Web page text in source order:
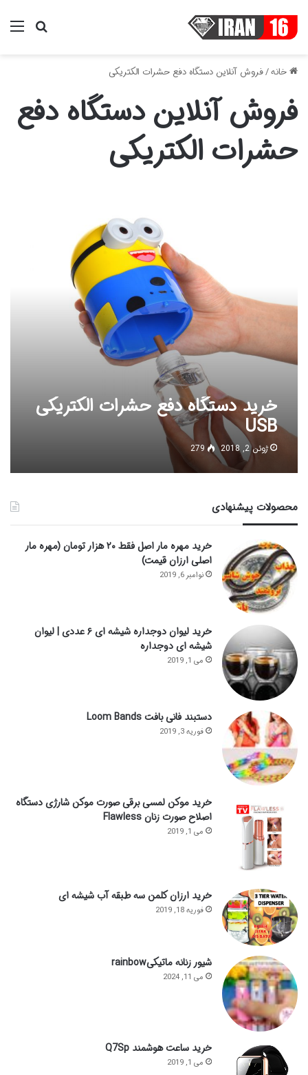
خانه/فروش آنلاین دستگاه دفع حشرات الکتریکی
فروش آنلاین دستگاه دفع
حشرات الکتریکی
خرید دستگاه دفع حشرات الکتریکی
USB
ژوئن 2, 2018 279
محصولات پیشنهادی
خرید مهره مار اصل فقط ۲۰ هزار تومان (مهره مار
اصلی ارزان قیمت)
نوامبر 6, 2019
خرید لیوان دوجداره شیشه ای ۶ عددی | لیوان
شیشه ای دوجداره
می 1, 2019
دستبند فانی بافت Loom Bands
فوریه 3, 2019
خرید موکن لمسی برقی صورت موکن شارژی دستگاه
اصلاح صورت زنان Flawless
می 1, 2019
خرید ارزان کلمن سه طبقه آب شیشه ای
فوریه 18, 2019
شیور زنانه ماتیکیrainbow
می 11, 2024
خرید ساعت هوشمند Q7Sp
می 1, 2019